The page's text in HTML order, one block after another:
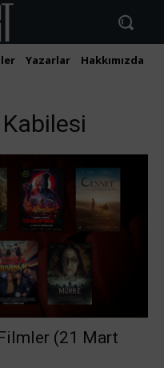
Yazarlar Hakkımızda
(21 Mart